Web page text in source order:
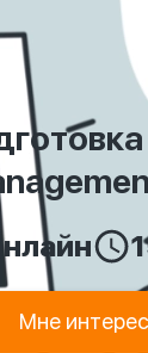
онлайн